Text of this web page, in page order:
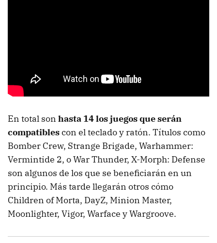
En total son hasta 14 los juegos que serán
compatiblescon el teclado y ratón. Títulos como
Bomber Crew, Strange Brigade, Warhammer:
Vermintide 2, o War Thunder, X-Morph: Defense
son algunos de los que se beneficiarán en un
principio. Más tarde llegarán otros cómo
Children of Morta, DayZ, Minion Master,
Moonlighter, Vigor, Warface y Wargroove.